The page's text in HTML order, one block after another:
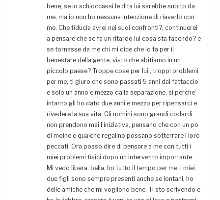
bene, se io schioccassi le dita lui sarebbe subito da
me, ma io non ho nessuna intenzione di riaverlo con
me. Che fiducia avrei nei suoi confronti?, continuerei
a pensare che se fa un ritardo lui cosa sta facendo? e
se tornasse da me chi mi dice che lo fa per il
benestare della gente, visto che abitiamo in un
piccolo paese? Troppe cose per lui , troppi problemi
per me, ti giuro che sono passati 5 anni dal fattaccio
e solo un anno e mezzo dalla separazione, si perche’
intanto gli ho dato due anni e mezzo per ripensarci e
rivedere la sua vita. Gli uomini sono grandi codardi
non prendono mai l’iniziativa, pensano che con un po
di moine e qualche regalino possano sotterrare i loro
peccati. Ora posso dire di pensare a me con tutti i
miei problemi fisici dopo un intervento importante.
Mi vedo libera, bella, ho tutto il tempo per me, i miei
due figli sono sempre presenti anche se lontani, ho
delle amiche che mi vogliono bene. Ti sto scrivendo e